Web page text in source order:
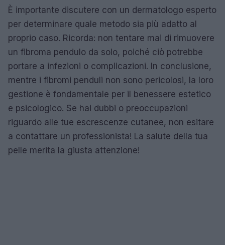
È importante discutere con un dermatologo esperto
per determinare quale metodo sia più adatto al
proprio caso. Ricorda: non tentare mai di rimuovere
un fibroma pendulo da solo, poiché ciò potrebbe
portare a infezioni o complicazioni. In conclusione,
mentre i fibromi penduli non sono pericolosi, la loro
gestione è fondamentale per il benessere estetico
e psicologico. Se hai dubbi o preoccupazioni
riguardo alle tue escrescenze cutanee, non esitare
a contattare un professionista! La salute della tua
pelle merita la giusta attenzione!